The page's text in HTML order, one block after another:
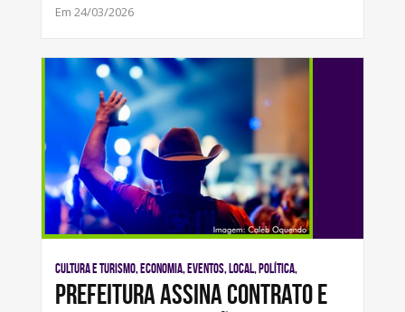
Em 24/03/2026
Cultura e Turismo, Economia, Eventos, Local, Política,
Prefeitura assina contrato e